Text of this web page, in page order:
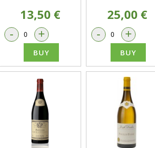
13,50 €
- +
BUY
25,00 €
- +
BUY